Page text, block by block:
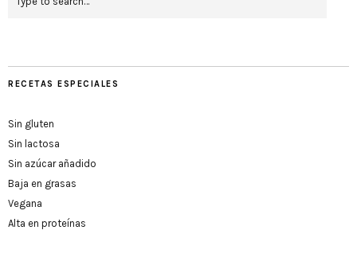
RECETAS ESPECIALES
Sin gluten
Sin lactosa
Sin azúcar añadido
Baja en grasas
Vegana
Alta en proteínas